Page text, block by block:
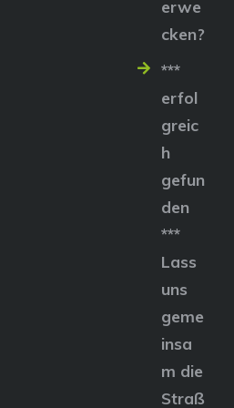
erwe
cken?
***
erfol
greic
h
gefun
den
***
Lass
uns
geme
insa
m die
Straß